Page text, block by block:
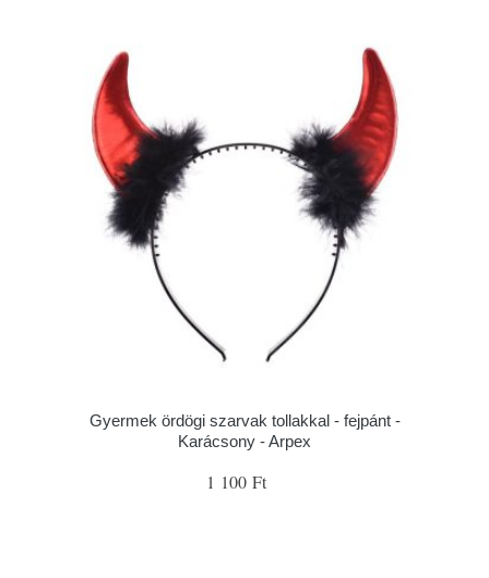
Gyermek ördögi szarvak tollakkal - fejpánt -
Karácsony - Arpex
1 100 Ft